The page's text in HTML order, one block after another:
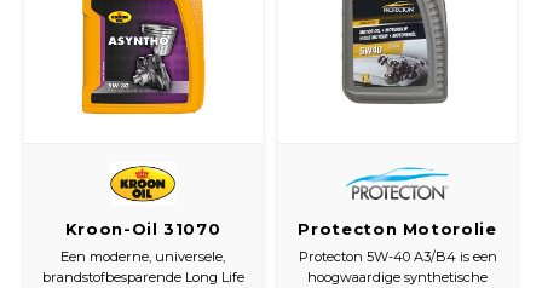
Kroon-Oil 31070
Asyntho 5W-30 1L
Een moderne, universele,
brandstofbesparende Long Life
Protecton Motorolie
Synthetisch 5W-40
A3/B4 1 Liter –
Protecton 5W-40 A3/B4 is een
hoogwaardige synthetische